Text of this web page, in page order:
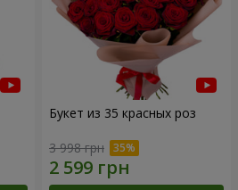
Букет из 35 красных роз
3 998 грн